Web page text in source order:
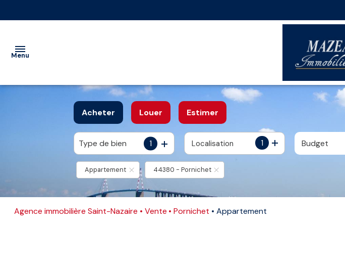
Menu
interactive
IMMOBILIER
PROFESSIONNEL
Location
professionnel
GESTION
ESTIMATION
Acheter
De l'ancien
Louer
à l'année
Estimer
Type de bien 1 1
Localisation Budget
Appartement 44380 - Pornichet
Agence immobilière Saint-Nazaire Vente Pornichet Appartement